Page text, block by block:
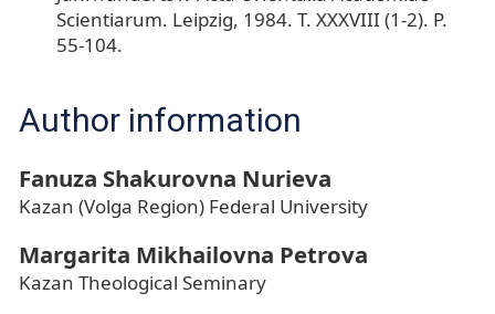
Scientiarum. Leipzig, 1984. T. XXXVIII (1-2). P.
55-104.
Author information
Fanuza Shakurovna Nurieva
Kazan (Volga Region) Federal University
Margarita Mikhailovna Petrova
Kazan Theological Seminary